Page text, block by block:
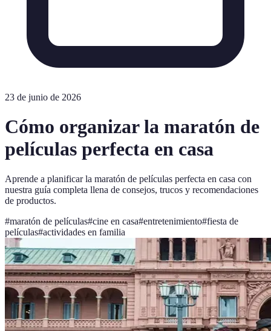
23 de junio de 2026
Cómo organizar la maratón de
películas perfecta en casa
Aprende a planificar la maratón de películas perfecta en casa con
nuestra guía completa llena de consejos, trucos y recomendaciones
de productos.
#maratón de películas#cine en casa#entretenimiento#fiesta de
películas#actividades en familia